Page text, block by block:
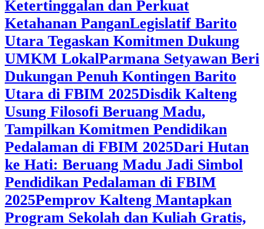
Ketertinggalan dan Perkuat
Ketahanan PanganLegislatif Barito
Utara Tegaskan Komitmen Dukung
UMKM LokalParmana Setyawan Beri
Dukungan Penuh Kontingen Barito
Utara di FBIM 2025Disdik Kalteng
Usung Filosofi Beruang Madu,
Tampilkan Komitmen Pendidikan
Pedalaman di FBIM 2025‎Dari Hutan
ke Hati: Beruang Madu Jadi Simbol
Pendidikan Pedalaman di FBIM
2025‎Pemprov Kalteng Mantapkan
Program Sekolah dan Kuliah Gratis,